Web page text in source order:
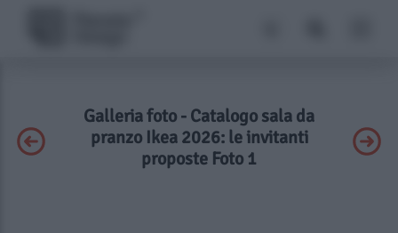
Galleria foto - Catalogo sala da
pranzo Ikea 2026: le invitanti
proposte Foto 1